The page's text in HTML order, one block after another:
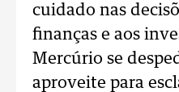
cuidado nas
finanças e aos
Mercúrio se
aproveite para